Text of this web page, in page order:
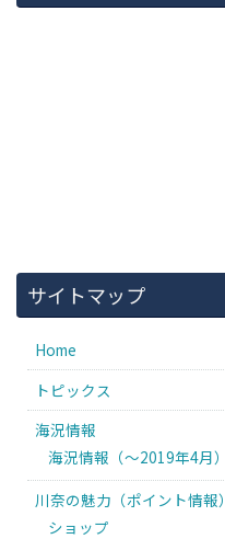
サイトマップ
Home
トピックス
海況情報
海況情報（〜2019年4月）
川奈の魅力（ポイント情報）
ショップ